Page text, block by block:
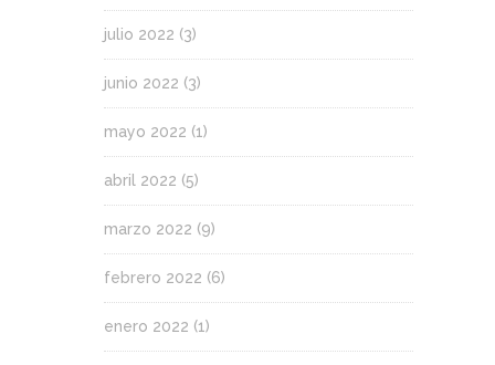
julio 2022 (3)
junio 2022 (3)
mayo 2022 (1)
abril 2022 (5)
marzo 2022 (9)
febrero 2022 (6)
enero 2022 (1)